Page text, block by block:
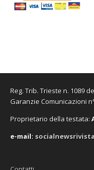
Reg. Trib. Trieste n. 1089
Garanzie Comunicazioni
Proprietario della testata:
e-mail: